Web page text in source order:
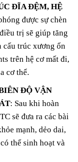
ĐĨA ĐỆM, HỆ
được sự chèn
trị sẽ giúp tăng
cấu trúc xương ổn
trên hệ cơ mất đi,
cơ thể.
ĐỘ VẬN
: Sau khi hoàn
sẽ đưa ra các bài
mạnh, dẻo dai,
thể sinh hoạt và